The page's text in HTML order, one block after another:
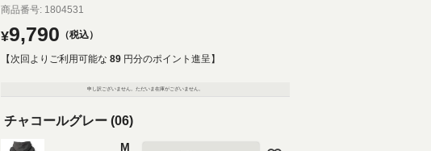
商品番号 1804531
¥9,790 税込
【次回よりご利用可能な 89 円分のポイント進呈】
申し訳ございません。ただいま在庫がございません。
チャコールグレー (06)
M